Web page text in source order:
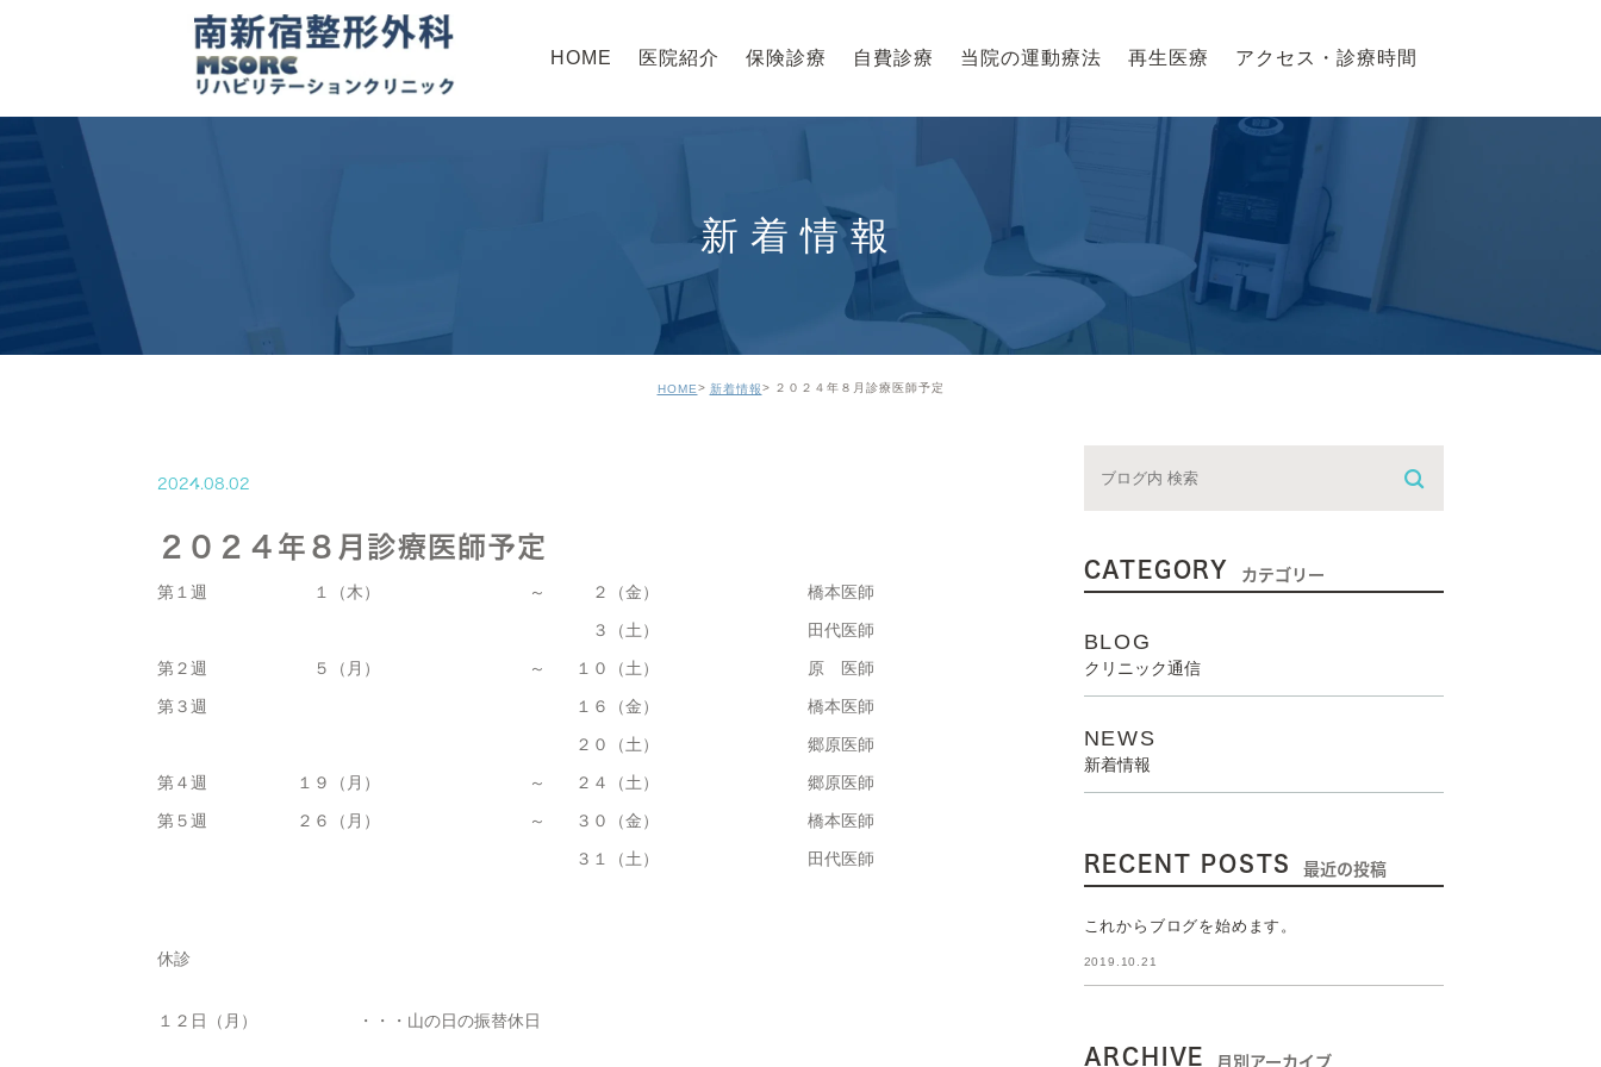
HOME 医院紹介 保険診療 自費診療 当院の運動療法 再生医療 アクセス・診療時間
新着情報
HOME 新着情報 ２０２４年８月診療医師予定
2024.08.02
２０２４年８月診療医師予定
第１週 １（木） ～ ２（金）
橋本医師
３（土）
田代医師
第２週
５（月） ～ １０（土）
原 医師
第３週
１６（金）
橋本医師
２０（土）
郷原医師
第４週
１９（月） ～ ２４（土）
郷原医師
第５週
２６（月） ～ ３０（金）
橋本医師
３１（土）
田代医師
休診
１２日（月） ・・・山の日の振替休日
CATEGORY カテゴリー
BLOG
クリニック通信
NEWS
新着情報
RECENT POSTS 最近の投稿
これからブログを始めます。
2019.10.21
ARCHIVE 月別アーカイブ